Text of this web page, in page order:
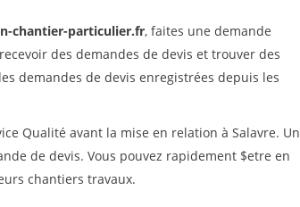
chantier-particulier.fr, faites une demande
des demandes de devis et trouver des
demandes de devis enregistrées depuis les
Qualité avant la mise en relation à Salavre. Un
de devis. Vous pouvez rapidement $etre en
chantiers travaux.